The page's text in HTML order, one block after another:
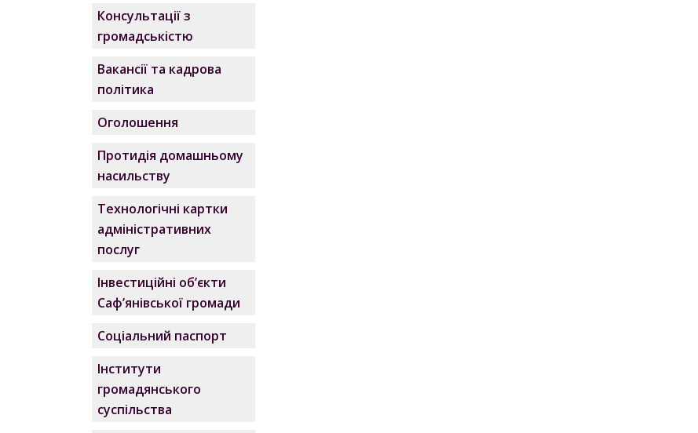
Консультації з
громадськістю
Вакансії та кадрова
політика
Оголошення
Протидія домашньому
насильству
Технологічні картки
адміністративних
послуг
Інвестиційні об’єкти
Саф’янівської громади
Соціальний паспорт
Інститути
громадянського
суспільства